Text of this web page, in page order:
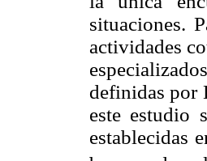
situaciones.
actividades
definidas por
este estudio
establecidas